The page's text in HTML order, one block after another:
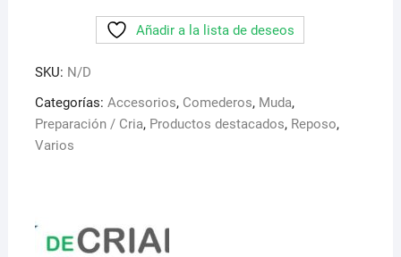
antiderroche
microperforada.
2
tamaños
cantidad
Añadir a la lista de deseos
SKU: N/D
Categorías: Accesorios, Comederos, Muda,
Preparación / Cria, Productos destacados, Reposo,
Varios